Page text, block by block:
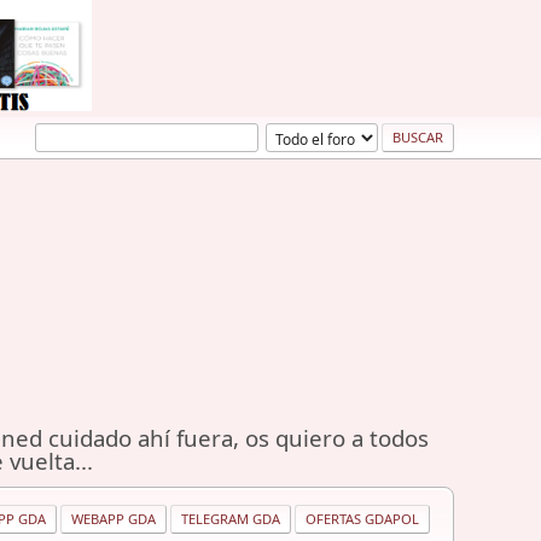
cuidado ahí fuera, os quiero a todos
vuelta...
GDA WEBAPP GDA TELEGRAM GDA OFERTAS GDAPOL